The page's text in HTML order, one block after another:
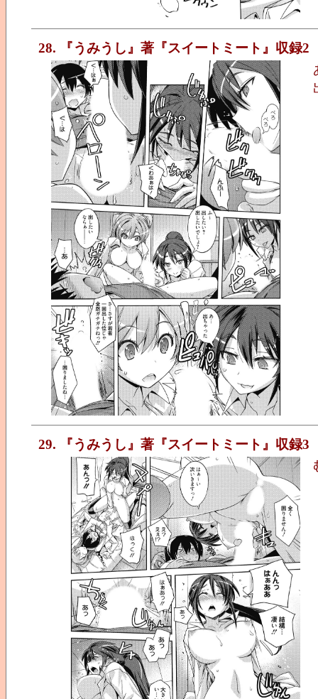
28. 『うみうし』著『スイートミート』収録2
29. 『うみうし』著『スイートミート』収録3